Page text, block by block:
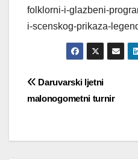
folklorni-i-glazbeni-
i-scenskog-prikaza-
Navigacija
objava
Daruvarski ljetni
malonogometni turnir